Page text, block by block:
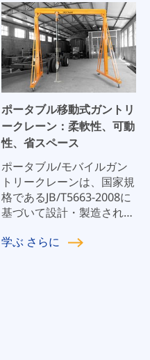
ポータブル移動式ガントリ
ークレーン：柔軟性、可動
性、省スペース
ポータブル/モバイルガン
トリークレーンは、国家規
格であるJB/T5663-2008に
基づいて設計・製造されて
型、自動車修理工場、鉱
学ぶ さらに